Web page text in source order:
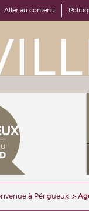
Aller au contenu
à Périgueux